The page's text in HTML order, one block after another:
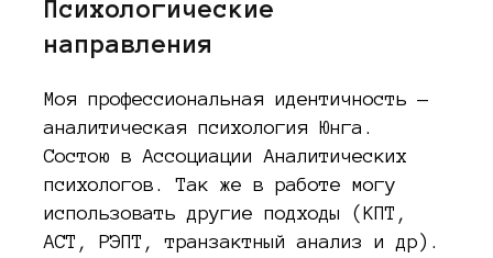
Психологические
направления
Моя профессиональная идентичность —
аналитическая психология Юнга.
Состою в Ассоциации Аналитических
психологов. Так же в работе могу
использовать другие подходы (КПТ,
АСТ, РЭПТ, транзактный анализ и др).